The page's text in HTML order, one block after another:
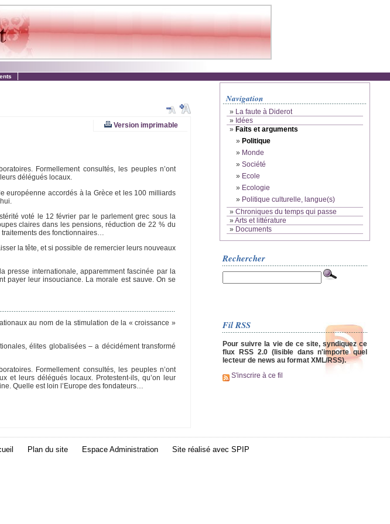
Version imprimable
Formellement consultés, les peuples n’ont
délégués locaux.
européenne accordés à la Grèce et les 100 milliards
voté le 12 février par le parlement grec sous la
claires dans les pensions, réduction de 22 % du
des fonctionnaires…
la tête, et si possible de remercier leurs nouveaux
presse internationale, apparemment fascinée par la
payer leur insouciance. La morale est sauve. On se
au nom de la stimulation de la « croissance »
élites globalisées – a décidément transformé
Formellement consultés, les peuples n’ont
et leurs délégués locaux. Protestent-ils, qu’on leur
Quelle est loin l’Europe des fondateurs…
Navigation
» La faute à Diderot
» Idées
» Faits et arguments
» Politique
» Monde
» Société
» Ecole
» Ecologie
» Politique culturelle, langue(s)
» Chroniques du temps qui passe
»Arts et littérature
» Documents
Rechercher
Fil RSS
Pour suivre la vie de ce site, syndiquez ce
flux RSS 2.0 (lisible dans n'importe quel
lecteur de news au format XML/RSS).
S'inscrire à ce fil
Plan du site Espace Administration Site réalisé avec SPIP